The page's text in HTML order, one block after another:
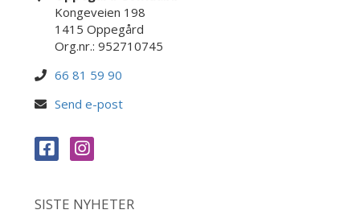
Kongeveien 198
1415 Oppegård
Org.nr.: 952710745
66 81 59 90
Send e-post
SISTE NYHETER